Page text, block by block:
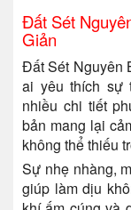
Đất Sét
Giản
Đất Sét Nguyên
ai yêu thích sự
nhiều chi tiết
bản mang lại
không thể thiếu
Sự nhẹ nhàng,
giúp làm dịu